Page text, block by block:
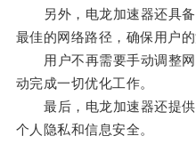
另外，电龙加速器还具备
最佳的网络路径，确保用户
用户不再需要手动调整网
动完成一切优化工作。
最后，电龙加速器还提供
个人隐私和信息安全。